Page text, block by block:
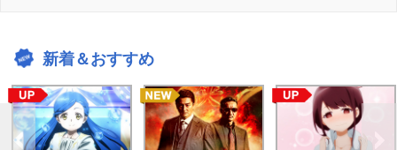
新着＆おすすめ